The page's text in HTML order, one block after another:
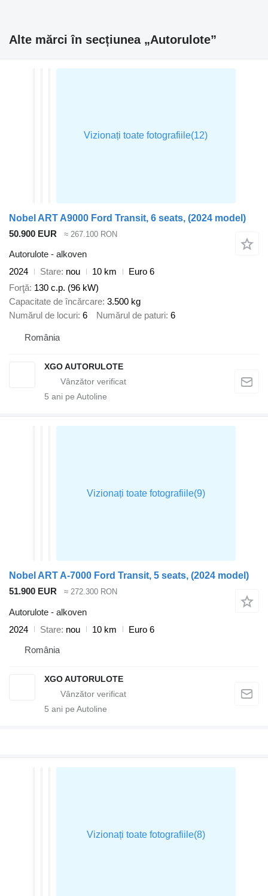
Alte mărci în secțiunea „Autorulote”
Nobel ART A9000 Ford Transit, 6 seats, (2024 model)
50.900 EUR
≈ 267.100 RON
Autorulote - alkoven
2024
Stare nou 10 km
Euro 6
Forţă 130 c.p. (96 kW)
Capacitate de încărcare 3.500 kg
Numărul de locuri 6 Numărul de paturi 6
România
XGO AUTORULOTE
5 ani pe Autoline
Nobel ART A-7000 Ford Transit, 5 seats, (2024 model)
51.900 EUR
≈ 272.300 RON
Autorulote - alkoven
2024
Stare nou 10 km
Euro 6
România
XGO AUTORULOTE
5 ani pe Autoline